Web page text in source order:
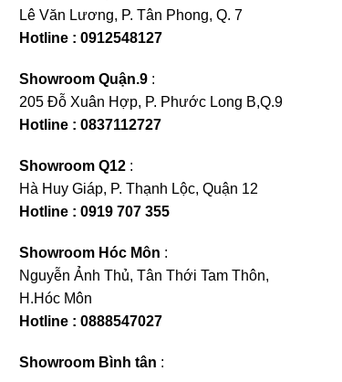
Lê Văn Lương, P. Tân Phong, Q. 7
Hotline : 0912548127
Showroom Quận.9 :
205 Đỗ Xuân Hợp, P. Phước Long B,Q.9
Hotline : 0837112727
Showroom Q12 :
Hà Huy Giáp, P. Thạnh Lộc, Quận 12
Hotline : 0919 707 355
Showroom Hóc Môn :
Nguyễn Ảnh Thủ, Tân Thới Tam Thôn,
H.Hóc Môn
Hotline : 0888547027
Showroom Bình tân :